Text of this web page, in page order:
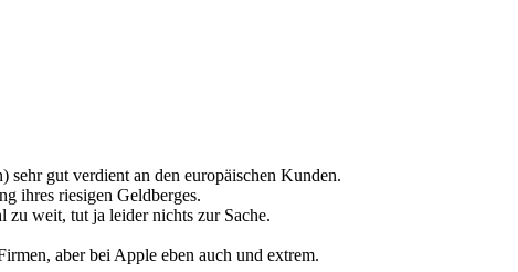
gut verdient an den europäischen Kunden.
ihres riesigen Geldberges.
zu weit, tut ja leider nichts zur Sache.
aber bei Apple eben auch und extrem.